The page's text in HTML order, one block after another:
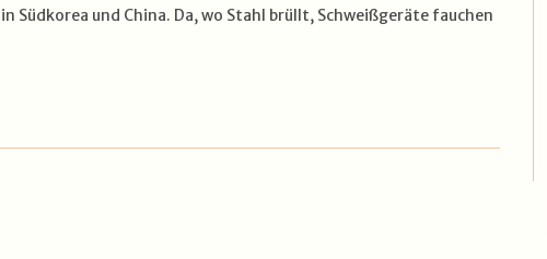
Südkorea und China. Da, wo Stahl brüllt, Schweißgeräte fauchen